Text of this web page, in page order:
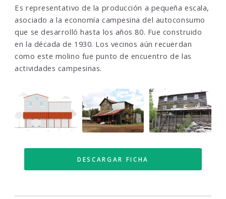
Es representativo de la producción a pequeña escala,
asociado a la economía campesina del autoconsumo
que se desarrolló hasta los años 80. Fue construido
en la década de 1930. Los vecinos aún recuerdan
como este molino fue punto de encuentro de las
actividades campesinas.
DESCARGAR FICHA